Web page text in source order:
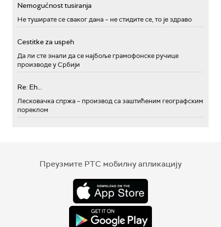
Nemogućnost tusiranja
Не туширате се сваког дана – не стидите се, то је здраво
Cestitke za uspeh
Да ли сте знали да се најбоље грамофонске ручице
производе у Србији
Re: Eh...
Лесковачка спржа – производ са заштићеним географским
пореклом
Преузмите РТС мобилну апликацију